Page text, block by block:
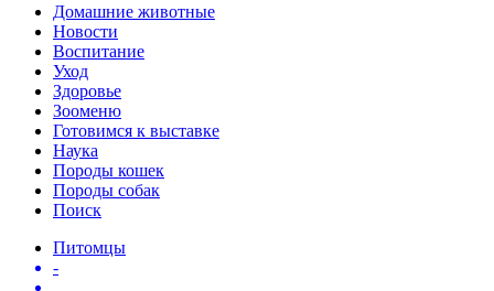
Домашние животные
Новости
Воспитание
Уход
Здоровье
Зооменю
Готовимся к выставке
Наука
Породы кошек
Породы собак
Поиск
Питомцы
-